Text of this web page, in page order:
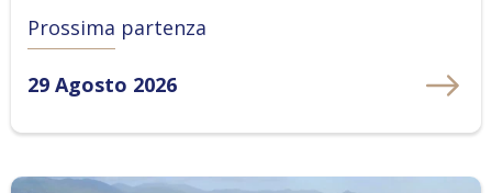
Prossima partenza
29 Agosto 2026